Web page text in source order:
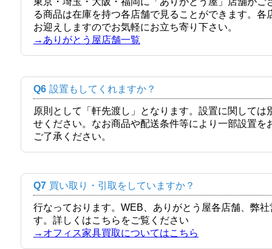
る商品は在庫を持つ各店舗で見ることができます。
お迎えしますのでお気軽にお立ち寄り下さい。
→ありがとう屋店舗一覧
Q6 設置もしてくれますか？
原則として「軒先渡し」となります。設置に関して
せください。なお商品や配送条件等により一部設置
ご了承ください。
Q7 買い取り・引取をしていますか？
行なっております。WEB、ありがとう屋各店舗、弊
す。詳しくはこちらをご覧ください
→オフィス家具買取についてはこちら